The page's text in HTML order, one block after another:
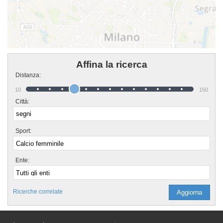
Affina la ricerca
Distanza:
10 150
Città:
Sport:
Ente:
Ricerche correlate